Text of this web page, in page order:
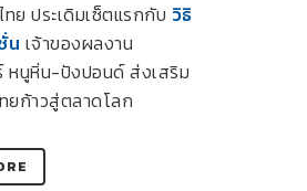
ย ประเดิมเซ็ตแรกกับ วิธิ
น เจ้าของผลงาน
หนูหิ่น-ปังปอนด์ ส่งเสริม
ยก้าวสู่ตลาดโลก